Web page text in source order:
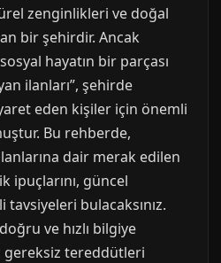
zenginlikleri ve doğal
bir şehirdir. Ancak
hayatın bir parçası
ilanları”, şehirde
eden kişiler için önemli
Bu rehberde,
dair merak edilen
ipuçlarını, güncel
bulacaksınız.
ve hızlı bilgiye
gereksiz tereddütleri